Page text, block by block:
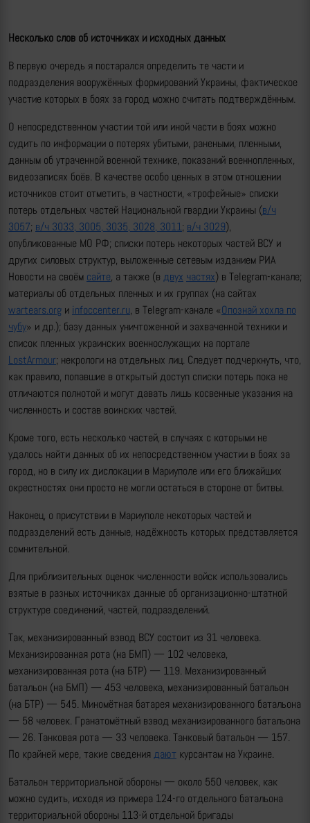
Несколько слов об источниках и исходных данных
В первую очередь я постарался определить те части и
подразделения вооружённых формирований Украины, фактическое
участие которых в боях за город можно считать подтверждённым.
О непосредственном участии той или иной части в боях можно
судить по информации о потерях убитыми, ранеными, пленными,
данным об утраченной военной технике, показаний военнопленных,
видеозаписях боёв. В качестве особо ценных в этом отношении
источников стоит отметить, в частности, «трофейные» списки
потерь отдельных частей Национальной гвардии Украины (в/ч
3057; в/ч 3033, 3005, 3035, 3028, 3011; в/ч 3029),
опубликованные МО РФ; списки потерь некоторых частей ВСУ и
других силовых структур, выложенные сетевым изданием РИА
Новости на своём сайте, а также (в двух частях) в Telegram-канале;
материалы об отдельных пленных и их группах (на сайтах
wartears.org и infoccenter.ru, в Telegram-канале «Опознай хохла по
чубу» и др.); базу данных уничтоженной и захваченной техники и
список пленных украинских военнослужащих на портале
LostArmour; некрологи на отдельных лиц. Следует подчеркнуть, что,
как правило, попавшие в открытый доступ списки потерь пока не
отличаются полнотой и могут давать лишь косвенные указания на
численность и состав воинских частей.
Кроме того, есть несколько частей, в случаях с которыми не
удалось найти данных об их непосредственном участии в боях за
город, но в силу их дислокации в Мариуполе или его ближайших
окрестностях они просто не могли остаться в стороне от битвы.
Наконец, о присутствии в Мариуполе некоторых частей и
подразделений есть данные, надёжность которых представляется
сомнительной.
Для приблизительных оценок численности войск использовались
взятые в разных источниках данные об организационно-штатной
структуре соединений, частей, подразделений.
Так, механизированный взвод ВСУ состоит из 31 человека.
Механизированная рота (на БМП) — 102 человека,
механизированная рота (на БТР) — 119. Механизированный
батальон (на БМП) — 453 человека, механизированный батальон
(на БТР) — 545. Миномётная батарея механизированного батальона
— 58 человек. Гранатомётный взвод механизированного батальона
— 26. Танковая рота — 33 человека. Танковый батальон — 157.
По крайней мере, такие сведения дают курсантам на Украине.
Батальон территориальной обороны — около 550 человек, как
можно судить, исходя из примера 124-го отдельного батальона
территориальной обороны 113-й отдельной бригады